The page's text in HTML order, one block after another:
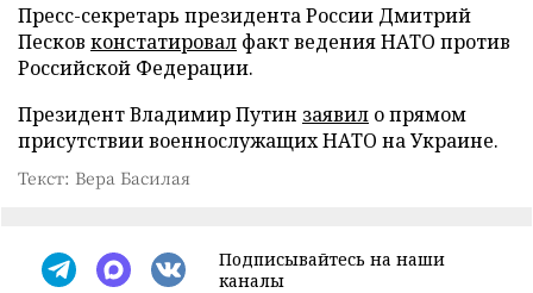
Пресс-секретарь президента России Дмитрий
Песков констатировал факт ведения НАТО против
Российской Федерации.
Президент Владимир Путин заявил о прямом
присутствии военнослужащих НАТО на Украине.
Текст: Вера Басилая
Подписывайтесь на наши
каналы